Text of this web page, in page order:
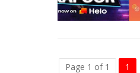
Page 1 of 1 1